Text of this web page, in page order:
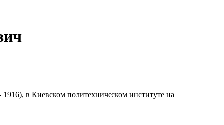
в Киевском политехническом институте на